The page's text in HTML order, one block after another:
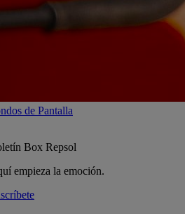
de Pantalla
Box Repsol
empieza la emoción.